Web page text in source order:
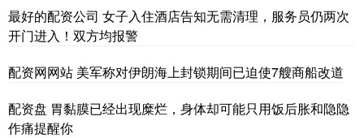
最好的配资公司 女子入住酒店告知无需清理，服务员仍两次
开门进入！双方均报警
配资网网站 美军称对伊朗海上封锁期间已迫使7艘商船改道
配资盘 胃黏膜已经出现糜烂，身体却可能只用饭后胀和隐隐
作痛提醒你